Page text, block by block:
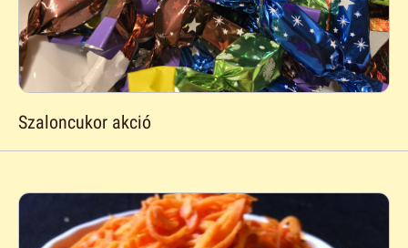
Szaloncukor akció